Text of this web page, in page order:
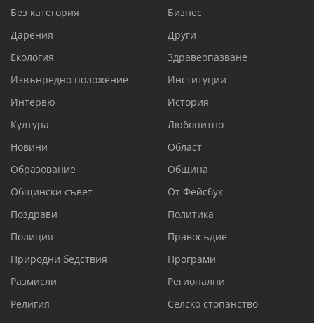
Без категория
Бизнес
Дарения
Други
Екология
Здравеопазване
Извънредно положение
Институции
Интервю
История
Култура
Любопитно
Новини
Област
Образование
Община
Общински съвет
От Фейсбук
Поздрави
Политика
Полиция
Правосъдие
Природни бедствия
Програми
Размисли
Регионални
Религия
Селско стопанство